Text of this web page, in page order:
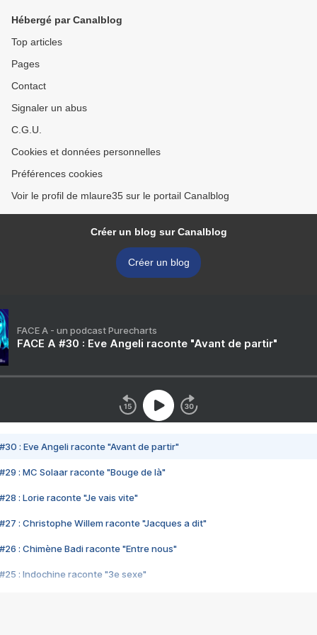
Hébergé par Canalblog
Top articles
Pages
Contact
Signaler un abus
C.G.U.
Cookies et données personnelles
Préférences cookies
Voir le profil de mlaure35 sur le portail Canalblog
Créer un blog sur Canalblog
Créer un blog
FACE A - un podcast Purecharts
FACE A #30 : Eve Angeli raconte "Avant de partir"
#30 : Eve Angeli raconte "Avant de partir"
#29 : MC Solaar raconte "Bouge de là"
#28 : Lorie raconte "Je vais vite"
#27 : Christophe Willem raconte "Jacques a dit"
#26 : Chimène Badi raconte "Entre nous"
#25 : Indochine raconte "3e sexe"